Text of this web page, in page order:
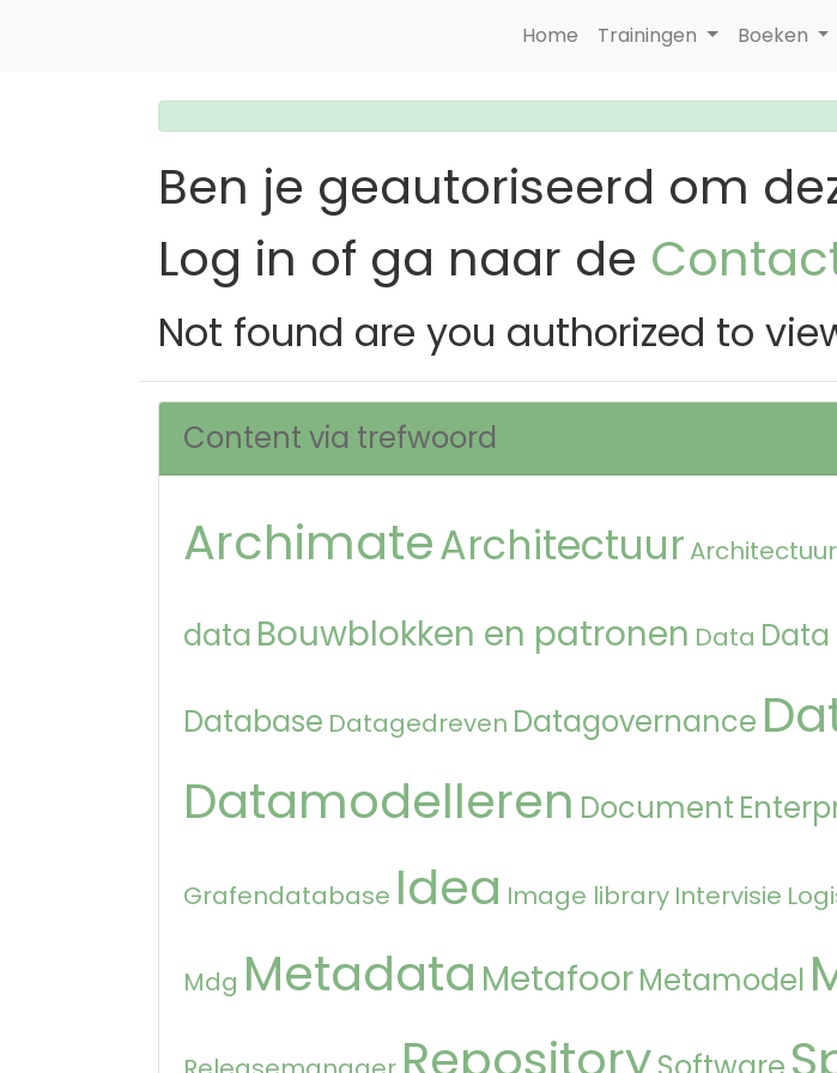
Home Trainingen Boeken
Ben je geautoriseerd om
Log in of ga naar de
Not found are you authorized to
Content via trefwoord
ArchimateArchitectuur
data Bouwblokken en patronen Data
Database Datagedreven Datagovernance
Datamodelleren Document
Grafendatabase Idea Image library Intervisie
Mdg Metadata MetafoorMetamodel